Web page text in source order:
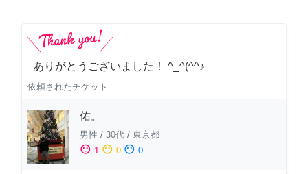
ありがとうございました！ ^_^(^^♪
依頼されたチケット
佑。
男性 / 30代 / 東京都
sentiment_satisfied 1 sentiment_neutral 0 sentiment_dissatisfied 0